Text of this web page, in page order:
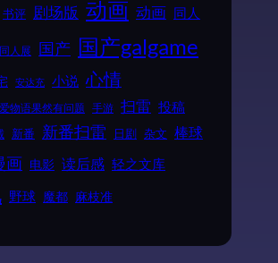
书评 剧场版 动画 动画 同人
同人展 国产 国产galgame
安达充 小说 心情
物语果然有问题 手游 扫雷 投稿
新番 新番扫雷 日剧 杂文 棒球
画 电影 读后感 轻之文库
野球 魔都 麻枝准